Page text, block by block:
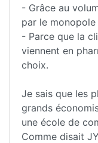
- Grâce au
par le
- Parce que la
viennent en
choix.
Je sais que les
grands
une école de
Comme disait